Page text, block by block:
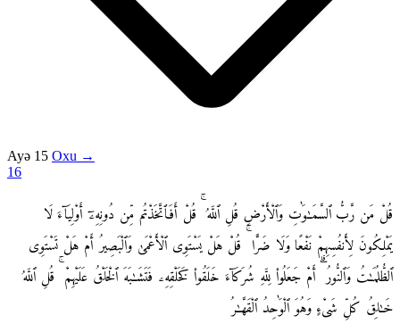
Ayə 15 Oxu →
16
قُلْ مَن رَّبُّ ٱلسَّمَـٰوَٰتِ وَٱلْأَرْضِ قُلِ ٱللَّهُ ۚ قُلْ أَفَٱتَّخَذْتُم مِّن دُونِهِۦٓ أَوْلِيَآءَ لَا
يَمْلِكُونَ لِأَنفُسِهِمْ نَفْعًا وَلَا ضَرًّا ۚ قُلْ هَلْ يَسْتَوِى ٱلْأَعْمَىٰ وَٱلْبَصِيرُ أَمْ هَلْ تَسْتَوِى
ٱلظُّلُمَـٰتُ وَٱلنُّورُ ۗ أَمْ جَعَلُوا۟ لِلَّهِ شُرَكَآءَ خَلَقُوا۟ كَخَلْقِهِۦ فَتَشَـٰبَهَ ٱلْخَلْقُ عَلَيْهِمْ ۚ قُلِ ٱللَّهُ
خَـٰلِقُ كُلِّ شَىْءٍ وَهُوَ ٱلْوَٰحِدُ ٱلْقَهَّـٰرُ